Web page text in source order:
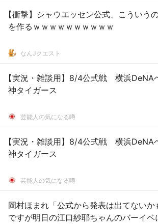
【衝撃】シャウエッセン公式、こういう
を作るｗｗｗｗｗｗｗｗｗｗ
なんJクエスト
【実況・雑談用】8/4公式戦 横浜DeNA
神タイガース
芸能人の気になる噂
【実況・雑談用】8/4公式戦 横浜DeNA
神タイガース
芸能人の気になる噂
岡村ほまれ「公式から発表は出てないか
ですが明日の江口紗耶ちゃんのバーイベ